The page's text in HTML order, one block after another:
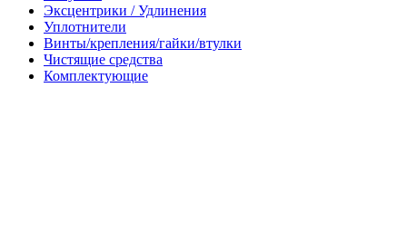
Эксцентрики / Удлинения
Уплотнители
Винты/крепления/гайки/втулки
Чистящие средства
Комплектующие